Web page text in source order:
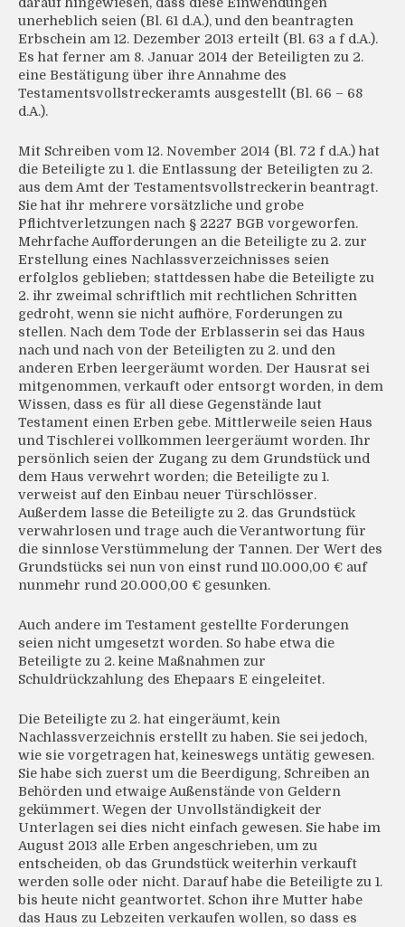
unerheblich seien (Bl. 61 d.A.), und den beantragten
Erbschein am 12. Dezember 2013 erteilt (Bl. 63 a f d.A.).
Es hat ferner am 8. Januar 2014 der Beteiligten zu 2.
eine Bestätigung über ihre Annahme des
Testamentsvollstreckeramts ausgestellt (Bl. 66 – 68
d.A.).
Mit Schreiben vom 12. November 2014 (Bl. 72 f d.A.) hat
die Beteiligte zu 1. die Entlassung der Beteiligten zu 2.
aus dem Amt der Testamentsvollstreckerin beantragt.
Sie hat ihr mehrere vorsätzliche und grobe
Pflichtverletzungen nach § 2227 BGB vorgeworfen.
Mehrfache Aufforderungen an die Beteiligte zu 2. zur
Erstellung eines Nachlassverzeichnisses seien
erfolglos geblieben; stattdessen habe die Beteiligte zu
2. ihr zweimal schriftlich mit rechtlichen Schritten
gedroht, wenn sie nicht aufhöre, Forderungen zu
stellen. Nach dem Tode der Erblasserin sei das Haus
nach und nach von der Beteiligten zu 2. und den
anderen Erben leergeräumt worden. Der Hausrat sei
mitgenommen, verkauft oder entsorgt worden, in dem
Wissen, dass es für all diese Gegenstände laut
Testament einen Erben gebe. Mittlerweile seien Haus
und Tischlerei vollkommen leergeräumt worden. Ihr
persönlich seien der Zugang zu dem Grundstück und
dem Haus verwehrt worden; die Beteiligte zu 1.
verweist auf den Einbau neuer Türschlösser.
Außerdem lasse die Beteiligte zu 2. das Grundstück
verwahrlosen und trage auch die Verantwortung für
die sinnlose Verstümmelung der Tannen. Der Wert des
Grundstücks sei nun von einst rund 110.000,00 € auf
nunmehr rund 20.000,00 € gesunken.
Auch andere im Testament gestellte Forderungen
seien nicht umgesetzt worden. So habe etwa die
Beteiligte zu 2. keine Maßnahmen zur
Schuldrückzahlung des Ehepaars E eingeleitet.
Die Beteiligte zu 2. hat eingeräumt, kein
Nachlassverzeichnis erstellt zu haben. Sie sei jedoch,
wie sie vorgetragen hat, keineswegs untätig gewesen.
Sie habe sich zuerst um die Beerdigung, Schreiben an
Behörden und etwaige Außenstände von Geldern
gekümmert. Wegen der Unvollständigkeit der
Unterlagen sei dies nicht einfach gewesen. Sie habe im
August 2013 alle Erben angeschrieben, um zu
entscheiden, ob das Grundstück weiterhin verkauft
werden solle oder nicht. Darauf habe die Beteiligte zu 1.
bis heute nicht geantwortet. Schon ihre Mutter habe
das Haus zu Lebzeiten verkaufen wollen, so dass es